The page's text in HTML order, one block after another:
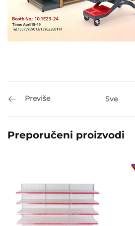
Previše Sve
Preporučeni proizvodi